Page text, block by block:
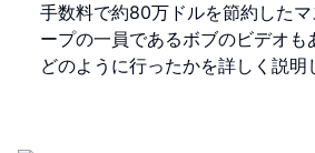
手数料で約80万ドルを節約した
ープの一員であるボブのビデオも
どのように行ったかを詳しく説明